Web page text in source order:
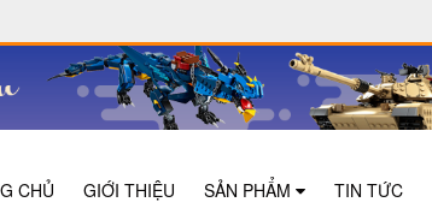
CHỦ GIỚI THIỆU SẢN PHẨM TIN TỨC